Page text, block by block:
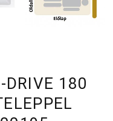
DRIVE 180